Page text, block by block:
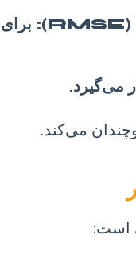
می‌گیرد.
می‌کند.
است: